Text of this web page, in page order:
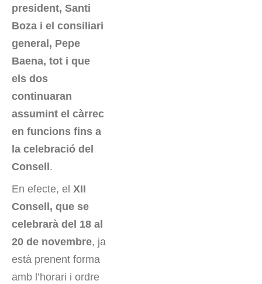
president, Santi
Boza i el consiliari
general, Pepe
Baena, tot i que
els dos
continuaran
assumint el càrrec
en funcions fins a
la celebració del
Consell .
En efecte, el XII
Consell, que se
celebrarà del 18 al
20 de novembre, ja
està prenent forma
amb l’horari i ordre